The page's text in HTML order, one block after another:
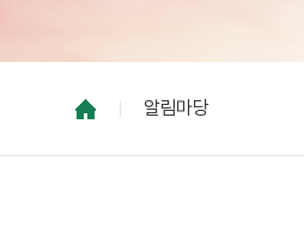
알림마당